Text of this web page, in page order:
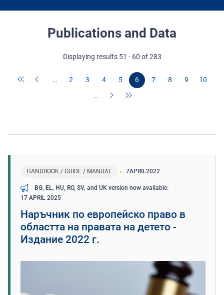
Publications and Data
Displaying results 51 - 60 of 283
… 2 3 4 5 6 7 8 9
10
…
HANDBOOK / GUIDE / MANUAL 7APRIL2022
BG, EL, HU, RO, SV, and UK version now available
17 APRIL 2025
Наръчник по европейско право в
областта на правата на детето -
Издание 2022 г.